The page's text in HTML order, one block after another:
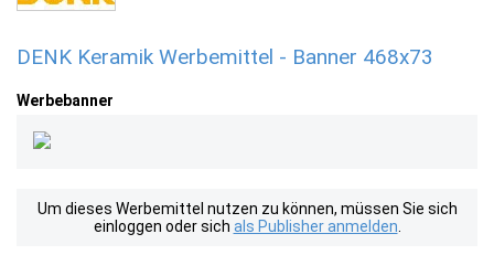
DENK Keramik Werbemittel - Banner 468x73
Werbebanner
Um dieses Werbemittel nutzen zu können, müssen Sie sich
einloggen oder sich als Publisher anmelden